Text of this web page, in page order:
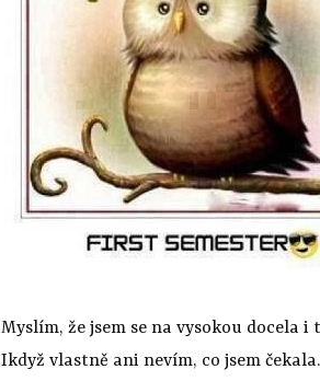
Myslím, že jsem se na vysokou docela
Ikdyž vlastně ani nevím, co jsem